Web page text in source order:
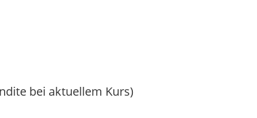
bei aktuellem Kurs)